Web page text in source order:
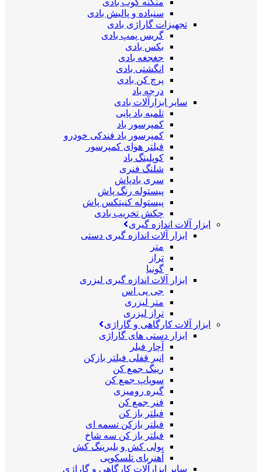
منگنه کوب بادی
سنباده و پالیش بادی
تجهیزات گاراژی بادی
گریس پمپ بادی
بکس بادی
جغجغه بادی
انگشتی بادی
پرچ کن بادی
درجه باد
سایر ابزارآلات بادی
تلمبه باد پایی
کمپرسور باد
کمپرسور باد فندکی خودرو
فیلتر هوای کمپرسور
کوپلینگ باد
شلنگ فنری
سری بادپاش
پیستوله رنگ پاش
پیستوله کنیتکس پاش
چکش تخریب بادی
ابزار آلات اندازه گیری
ابزار آلات اندازه گیری دستی
متر
تراز
گونیا
ابزار آلات اندازه گیری لیزری
جی پی اس
متر لیزری
تراز لیزری
ابزار آلات کارگاهی و گاراژی
ابزار دستی های گاراژی
آچار فیلر
انبر قفلی فیلتر بازکن
رینگ جمع کن
سوپاپ جمع کن
گیره رومیزی
فنر جمع کن
فیلتر باز کن
فیلتر بازکن تسمه ای
فیلتر باز کن سه شاخ
پولی کش و بلبرینگ کش
آهنربای تلسکوپی
سایر ابزارآلات کارگاهی و گاراژی